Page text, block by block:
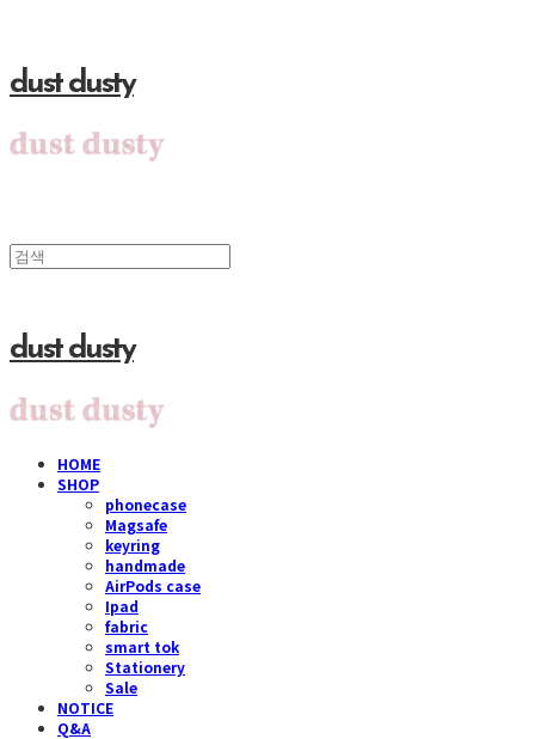
dust dusty
dust dusty
HOME
SHOP
phonecase
Magsafe
keyring
handmade
AirPods case
Ipad
fabric
smart tok
Stationery
Sale
NOTICE
Q&A